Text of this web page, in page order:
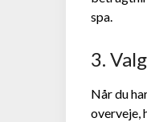
spa.
3.
Når du
overveje,